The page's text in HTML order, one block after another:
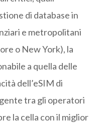
di database in
e metropolitani
o New York), la
a quella delle
dell’eSIM di
tra gli operatori
la cella con il miglior